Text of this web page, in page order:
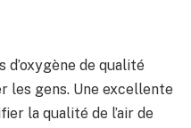
d’oxygène de qualité
les gens. Une excellente
la qualité de l’air de